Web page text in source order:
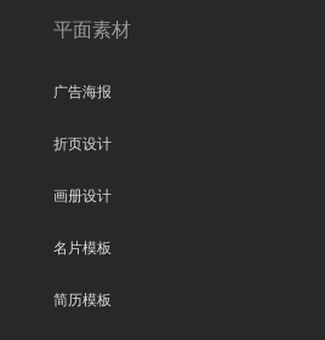
平面素材
广告海报
折页设计
画册设计
名片模板
简历模板